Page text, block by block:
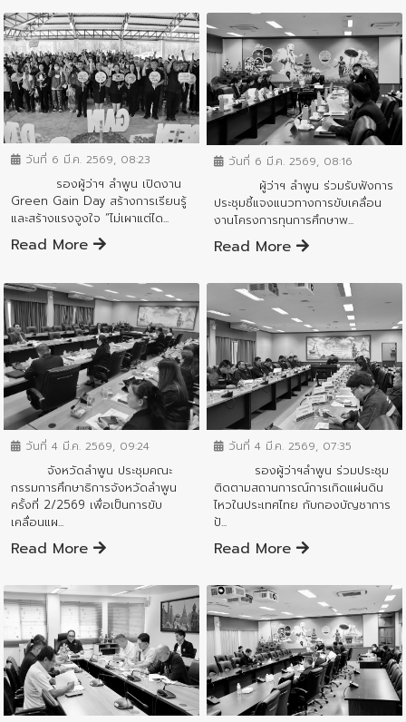
ข่าวสารจังหวัด
วันที่ 6 มี.ค. 2569, 08:23
รองผู้ว่าฯ ลำพูน เปิดงาน
Green Gain Day สร้างการเรียนรู้
และสร้างแรงจูงใจ “ไม่เผาแต่ได...
Read More
ข่าวสารจังหวัด
วันที่ 6 มี.ค. 2569, 08:16
ผู้ว่าฯ ลำพูน ร่วมรับฟังการ
ประชุมชี้แจงแนวทางการขับเคลื่อน
งานโครงการทุนการศึกษาพ...
Read More
ข่าวสารจังหวัด
วันที่ 4 มี.ค. 2569, 09:24
จังหวัดลำพูน ประชุมคณะ
กรรมการศึกษาธิการจังหวัดลำพูน
ครั้งที่ 2/2569 เพื่อเป็นการขับ
เคลื่อนแผ...
Read More
ข่าวสารจังหวัด
วันที่ 4 มี.ค. 2569, 07:35
รองผู้ว่าฯลำพูน ร่วมประชุม
ติดตามสถานการณ์การเกิดแผ่นดิน
ไหวในประเทศไทย กับกองบัญชาการ
ป้...
Read More
ข่าวสารจังหวัด ข่าวสารจังหวัด